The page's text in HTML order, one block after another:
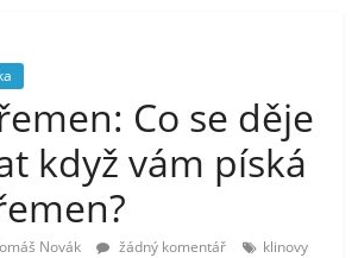
Co se děje
když vám píská
Novák žádný komentář
klinovy